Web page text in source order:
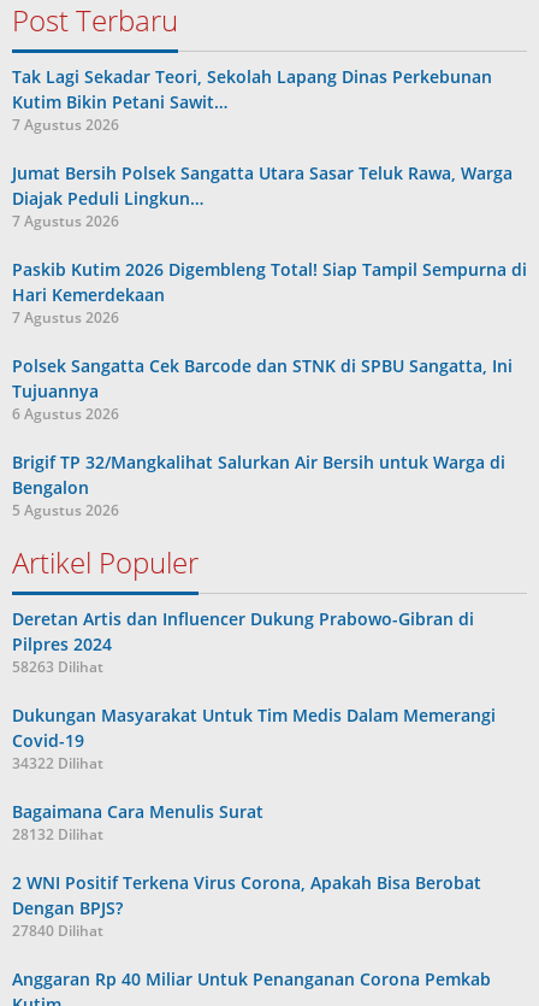
Post Terbaru
Tak Lagi Sekadar Teori, Sekolah Lapang Dinas Perkebunan
Kutim Bikin Petani Sawit…
7 Agustus 2026
Jumat Bersih Polsek Sangatta Utara Sasar Teluk Rawa, Warga
Diajak Peduli Lingkun…
7 Agustus 2026
Paskib Kutim 2026 Digembleng Total! Siap Tampil Sempurna di
Hari Kemerdekaan
7 Agustus 2026
Polsek Sangatta Cek Barcode dan STNK di SPBU Sangatta, Ini
Tujuannya
6 Agustus 2026
Brigif TP 32/Mangkalihat Salurkan Air Bersih untuk Warga di
Bengalon
5 Agustus 2026
Artikel Populer
Deretan Artis dan Influencer Dukung Prabowo-Gibran di
Pilpres 2024
58263 Dilihat
Dukungan Masyarakat Untuk Tim Medis Dalam Memerangi
Covid-19
34322 Dilihat
Bagaimana Cara Menulis Surat
28132 Dilihat
2 WNI Positif Terkena Virus Corona, Apakah Bisa Berobat
Dengan BPJS?
27840 Dilihat
Anggaran Rp 40 Miliar Untuk Penanganan Corona Pemkab